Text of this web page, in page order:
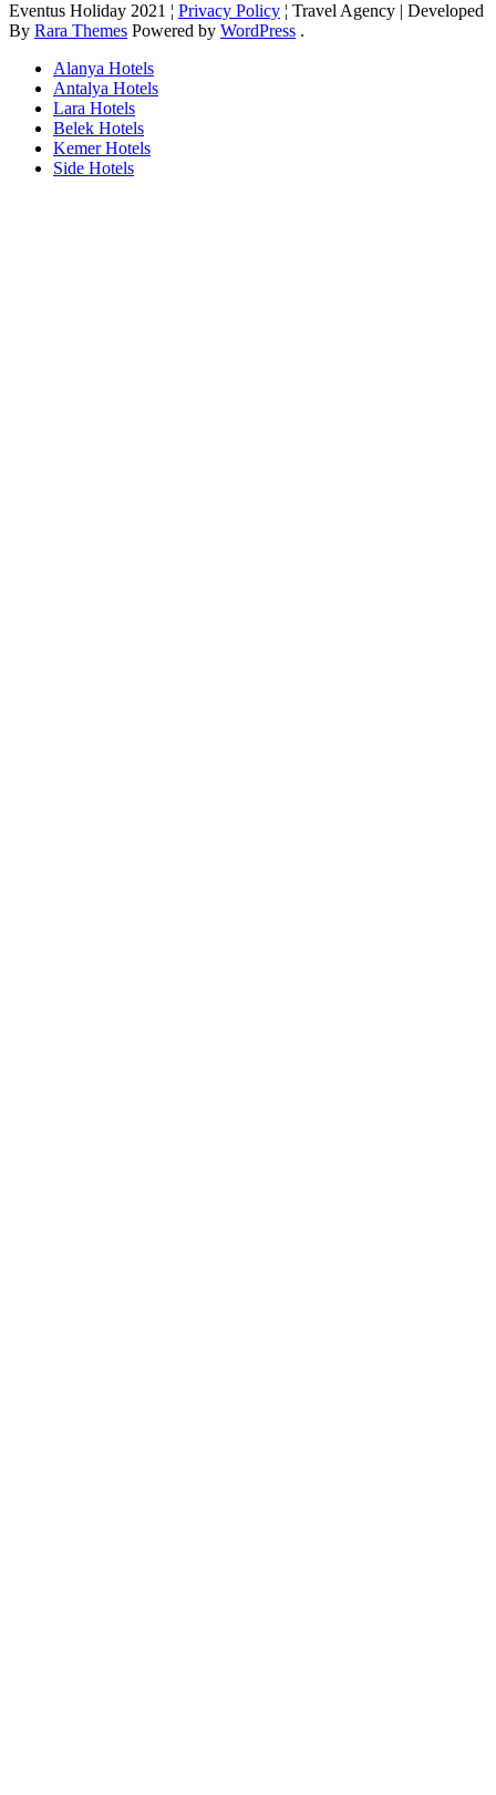
Eventus Holiday 2021 ¦ Privacy Policy ¦ Travel Agency | Developed
By Rara Themes Powered by WordPress .
Alanya Hotels
Antalya Hotels
Lara Hotels
Belek Hotels
Kemer Hotels
Side Hotels